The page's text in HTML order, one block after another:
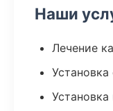
Наши
Лечение